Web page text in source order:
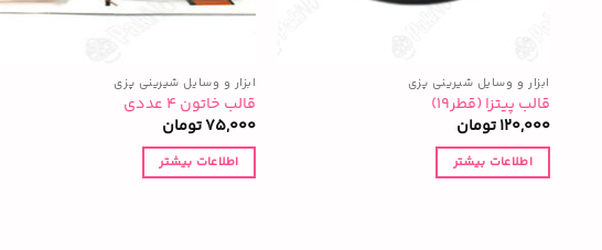
ابزار و وسایل شیرینی پزی
قالب پیتزا (قطر۱۹)
120,000تومان
اطلاعات بیشتر
ابزار و وسایل شیرینی پزی
قالب خاتون ۴ عددی
75,000تومان
اطلاعات بیشتر